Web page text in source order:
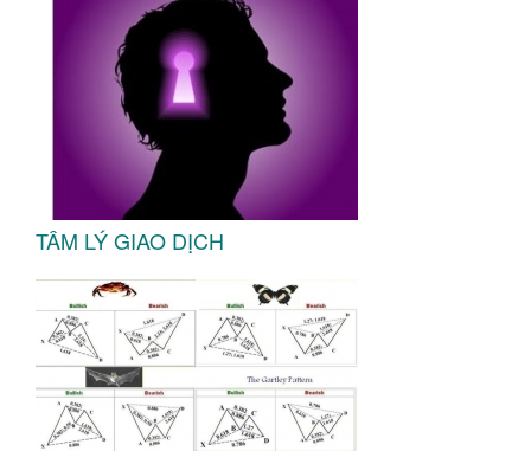
TÂM LÝ GIAO DỊCH